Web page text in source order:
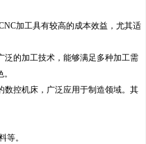
加工具有较高的成本效益，尤其适
泛的加工技术，能够满足多种加工需
数控机床，广泛应用于制造领域。其
等。